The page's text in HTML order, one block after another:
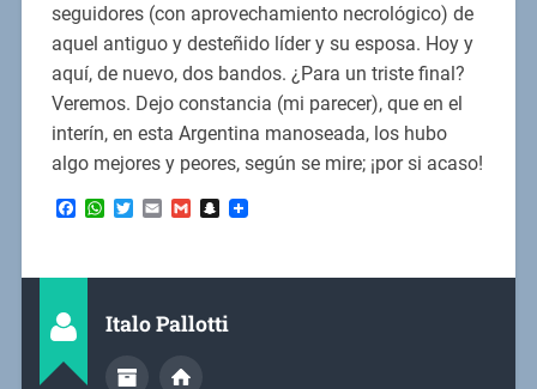
seguidores (con aprovechamiento necrológico) de
aquel antiguo y desteñido líder y su esposa. Hoy y
aquí, de nuevo, dos bandos. ¿Para un triste final?
Veremos. Dejo constancia (mi parecer), que en el
interín, en esta Argentina manoseada, los hubo
algo mejores y peores, según se mire; ¡por si acaso!
Facebook
WhatsApp
Twitter
EmailGmailSnapchat
Italo Pallotti